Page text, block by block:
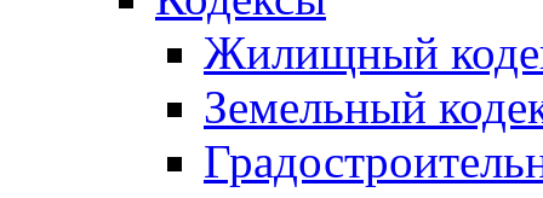
Жилищный
Земельный